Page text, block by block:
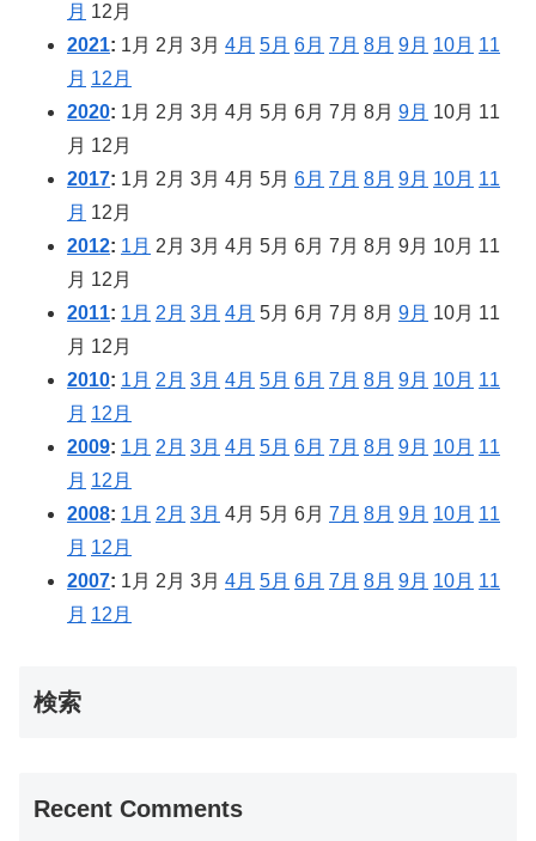
月 12月
2021: 1月 2月 3月 4月 5月 6月 7月 8月 9月 10月 11
月 12月
2020: 1月 2月 3月 4月 5月 6月 7月 8月 9月 10月 11
月 12月
2017: 1月 2月 3月 4月 5月 6月 7月 8月 9月 10月 11
月 12月
2012: 1月 2月 3月 4月 5月 6月 7月 8月 9月 10月 11
月 12月
2011: 1月 2月 3月 4月 5月 6月 7月 8月 9月 10月 11
月 12月
2010: 1月 2月 3月 4月 5月 6月 7月 8月 9月 10月 11
月 12月
2009: 1月 2月 3月 4月 5月 6月 7月 8月 9月 10月 11
月 12月
2008: 1月 2月 3月 4月 5月 6月 7月 8月 9月 10月 11
月 12月
2007: 1月 2月 3月 4月 5月 6月 7月 8月 9月 10月 11
月 12月
検索
Recent Comments